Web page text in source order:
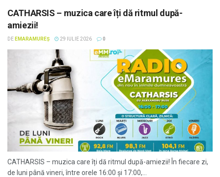
CATHARSIS – muzica care îți dă ritmul după-
amiezii!
DE EMARAMUREȘ 29 IULIE 2026 0
CATHARSIS – muzica care îți dă ritmul după-amiezii! În fiecare zi,
de luni până vineri, între orele 16:00 și 17:00,...